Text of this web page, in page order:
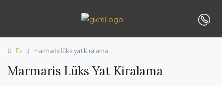
Ev marmaris lüks yat kiralama
Marmaris Lüks Yat Kiralama